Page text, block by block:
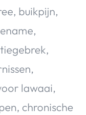
buikpijn,
lawaai,
chronische